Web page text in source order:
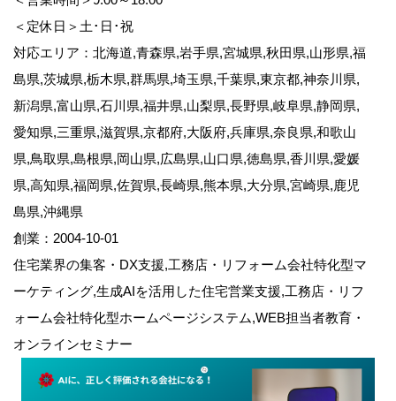
＜定休日＞土･日･祝
対応エリア：北海道,青森県,岩手県,宮城県,秋田県,山形県,福
島県,茨城県,栃木県,群馬県,埼玉県,千葉県,東京都,神奈川県,
新潟県,富山県,石川県,福井県,山梨県,長野県,岐阜県,静岡県,
愛知県,三重県,滋賀県,京都府,大阪府,兵庫県,奈良県,和歌山
県,鳥取県,島根県,岡山県,広島県,山口県,徳島県,香川県,愛媛
県,高知県,福岡県,佐賀県,長崎県,熊本県,大分県,宮崎県,鹿児
島県,沖縄県
創業：2004-10-01
住宅業界の集客・DX支援,工務店・リフォーム会社特化型マ
ーケティング,生成AIを活用した住宅営業支援,工務店・リフ
ォーム会社特化型ホームページシステム,WEB担当者教育・
オンラインセミナー